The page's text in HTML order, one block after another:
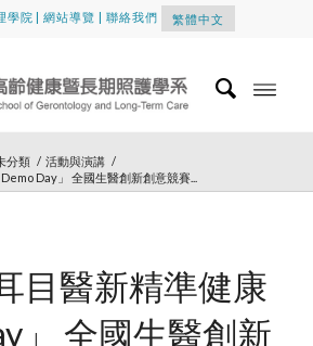
學院 |網站導覽 |聯絡我們 繁體中文
分類 / 活動與演講 /
Day」 全國生醫創新創意競賽...
目醫新精準健康
」 全國生醫創新